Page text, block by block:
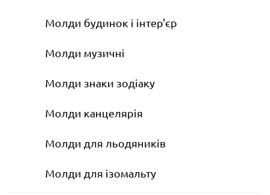
Молди будинок і інтер'єр
Молди музичні
Молди знаки зодіаку
Молди канцелярія
Молди для льодяників
Молди для ізомальту